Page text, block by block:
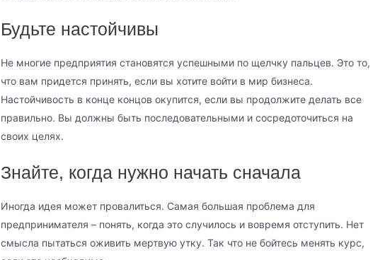
Будьте настойчивы
Не многие предприятия становятся успешными по щелчку пальцев. Это то,
что вам придется принять, если вы хотите войти в мир бизнеса.
Настойчивость в конце концов окупится, если вы продолжите делать все
правильно. Вы должны быть последовательными и сосредоточиться на
своих целях.
Знайте, когда нужно начать сначала
Иногда идея может провалиться. Самая большая проблема для
предпринимателя – понять, когда это случилось и вовремя отступить. Нет
смысла пытаться оживить мертвую утку. Так что не бойтесь менять курс,